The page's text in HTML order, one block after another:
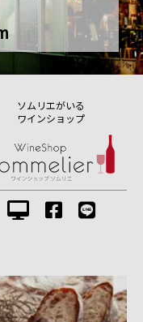
ソムリエがいる
ワインショップ